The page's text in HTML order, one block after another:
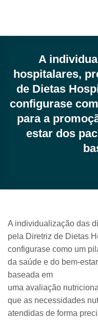
A
hospitalares,
de Dietas
configurase
para a
estar dos
A individualização das
pela Diretriz de Dietas
configurase como um
da saúde e do bem-
baseada em
uma avaliação
que as necessidades
atendidas de forma